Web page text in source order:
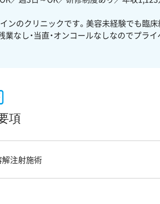
ンのクリニックです。美容未経験でも臨
なし・当直・オンコールなしなのでプライ
項
解注射施術